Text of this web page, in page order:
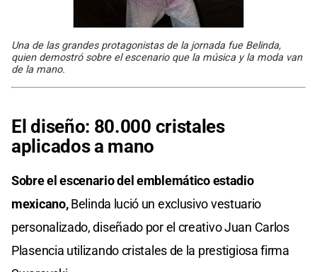
Una de las grandes protagonistas de la jornada fue Belinda,
quien demostró sobre el escenario que la música y la moda van
de la mano.
El diseño: 80.000 cristales
aplicados a mano
Sobre el escenario del emblemático estadio
mexicano,Belinda lució un exclusivo vestuario
personalizado, diseñado por el creativo Juan Carlos
Plasencia utilizando cristales de la prestigiosa firma